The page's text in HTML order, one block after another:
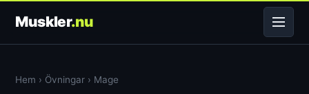
Muskler.nu
Hem › Övningar › Mage